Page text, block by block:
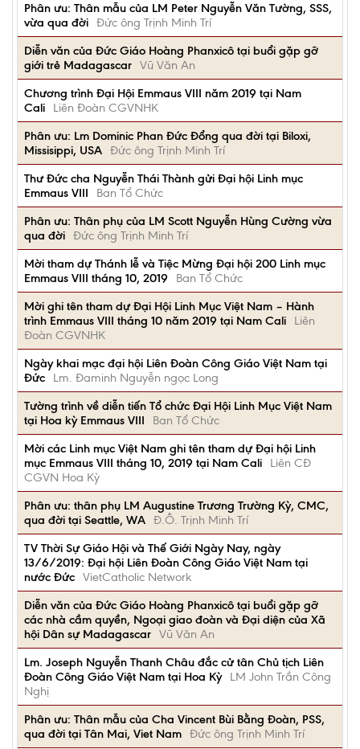
Phân ưu: Thân mẫu của LM Peter Nguyễn Văn Tường, SSS,
vừa qua đời Đức ông Trịnh Minh Trí
Diễn văn của Đức Giáo Hoàng Phanxicô tại buổi gặp gỡ
giới trẻ Madagascar Vũ Văn An
Chương trình Đại Hội Emmaus VIII năm 2019 tại Nam
Cali
Liên Đoàn CGVNHK
Phân ưu: Lm Dominic Phan Đức Đổng qua đời tại Biloxi,
Missisippi, USA Đức ông Trịnh Minh Trí
Thư Đức cha Nguyễn Thái Thành gửi Đại hội Linh mục
Emmaus VIII
Ban Tổ Chức
Phân ưu: Thân phụ của LM Scott Nguyễn Hùng Cường vừa
qua đời Đức ông Trịnh Minh Trí
Mời tham dự Thánh lễ và Tiệc Mừng Đại hội 200 Linh mục
Emmaus VIII tháng 10, 2019
Ban Tổ Chức
Mời ghi tên tham dự Đại Hội Linh Mục Việt Nam – Hành
trình Emmaus VIII tháng 10 năm 2019 tại Nam Cali
Liên
Đoàn CGVNHK
Ngày khai mạc đại hội Liên Đoàn Công Giáo Việt Nam tại
Đức
Lm. Đaminh Nguyễn ngọc Long
Tường trình về diễn tiến Tổ chức Đại Hội Linh Mục Việt Nam
tại Hoa kỳ Emmaus VIII
Ban Tổ Chức
Mời các Linh mục Việt Nam ghi tên tham dự Đại hội Linh
mục Emmaus VIII tháng 10, 2019 tại Nam Cali
Liên CĐ
CGVN Hoa Kỳ
Phân ưu: thân phụ LM Augustine Trương Trường Kỳ, CMC,
qua đời tại Seattle, WA Đ.Ô. Trịnh Minh Trí
TV Thời Sự Giáo Hội và Thế Giới Ngày Nay, ngày
13/6/2019: Đại hội Liên Đoàn Công Giáo Việt Nam tại
nước Đức VietCatholic Network
Diễn văn của Đức Giáo Hoàng Phanxicô tại buổi gặp gỡ
các nhà cầm quyền, Ngoại giao đoàn và Đại diện của Xã
hội Dân sự Madagascar Vũ Văn An
Lm. Joseph Nguyễn Thanh Châu đắc cử tân Chủ tịch Liên
Đoàn Công Giáo Việt Nam tại Hoa Kỳ
LM John Trần Công
Nghị
Phân ưu: Thân mẫu của Cha Vincent Bùi Bằng Đoàn, PSS,
qua đời tại Tân Mai, Viet Nam Đức ông Trịnh Minh Trí